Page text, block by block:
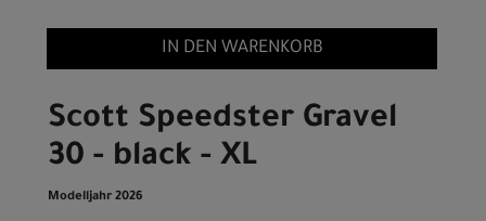
IN DEN WARENKORB
Scott Speedster Gravel
30 - black - XL
Modelljahr 2026